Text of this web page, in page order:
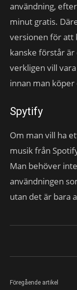
användning,
minut gratis.
versionen för att
kanske förstår
verkligen vill
innan man köper
Spytify
Om man vill ha
musik från
Man behöver
användningen
utan det är bara
Föregående artikel